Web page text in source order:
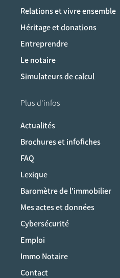
Relations et vivre ensemble
Héritage et donations
Entreprendre
Le notaire
Simulateurs de calcul
Plus d'infos
Actualités
Brochures et infofiches
FAQ
Lexique
Baromètre de l'immobilier
Mes actes et données
Cybersécurité
Emploi
Immo Notaire
Contact